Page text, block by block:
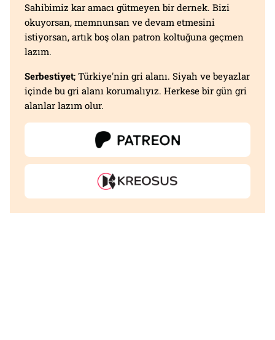
Sahibimiz kar amacı gütmeyen bir dernek. Bizi
okuyorsan, memnunsan ve devam etmesini
istiyorsan, artık boş olan patron koltuğuna geçmen
lazım.
Serbestiyet; Türkiye'nin gri alanı. Siyah ve beyazlar
içinde bu gri alanı korumalıyız. Herkese bir gün gri
alanlar lazım olur.